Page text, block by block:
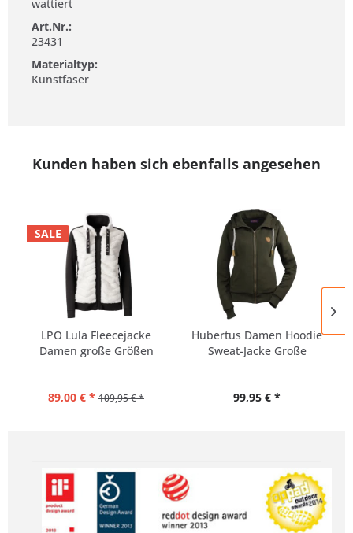
wattiert
Art.Nr.:
23431
Materialtyp:
Kunstfaser
Kunden haben sich ebenfalls angesehen
SALE
LPO Lula Fleecejacke
Damen große Größen
89,00 € * 109,95 € *
Hubertus Damen Hoodie
Sweat-Jacke Große
99,95 € *